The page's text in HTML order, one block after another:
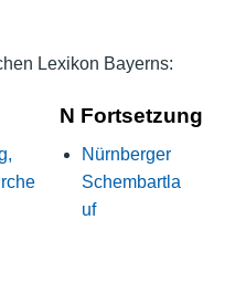
Lexikon Bayerns:
N Fortsetzung
Nürnberger
Schembartla
uf